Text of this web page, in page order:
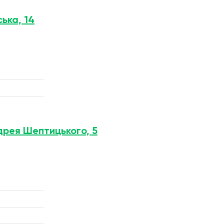
14
Шептицького, 5